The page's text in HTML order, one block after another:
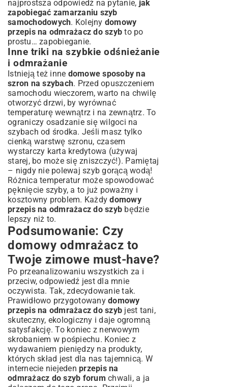
najprostsza odpowiedź na pytanie, jak
zapobiegać zamarzaniu szyb
samochodowych. Kolejny domowy
przepis na odmrażacz do szyb to po
prostu… zapobieganie.
Inne triki na szybkie odśnieżanie
i odmrażanie
Istnieją też inne domowe sposoby na
szron na szybach. Przed opuszczeniem
samochodu wieczorem, warto na chwilę
otworzyć drzwi, by wyrównać
temperaturę wewnątrz i na zewnątrz. To
ograniczy osadzanie się wilgoci na
szybach od środka. Jeśli masz tylko
cienką warstwę szronu, czasem
wystarczy karta kredytowa (używaj
starej, bo może się zniszczyć!). Pamiętaj
– nigdy nie polewaj szyb gorącą wodą!
Różnica temperatur może spowodować
pęknięcie szyby, a to już poważny i
kosztowny problem. Każdydomowy
przepis na odmrażacz do szyb będzie
lepszy niż to.
Podsumowanie: Czy
domowy odmrażacz to
Twoje zimowe must-have?
Po przeanalizowaniu wszystkich za i
przeciw, odpowiedź jest dla mnie
oczywista. Tak, zdecydowanie tak.
Prawidłowo przygotowany domowy
przepis na odmrażacz do szyb jest tani,
skuteczny, ekologiczny i daje ogromną
satysfakcję. To koniec z nerwowym
skrobaniem w pośpiechu. Koniec z
wydawaniem pieniędzy na produkty,
których skład jest dla nas tajemnicą. W
internecie niejeden przepis na
odmrażacz do szyb forum chwali, a ja